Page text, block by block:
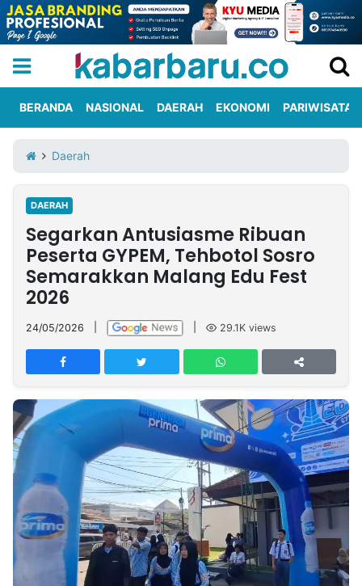
Iklan
Berita
Kami
Nasional
International
Olahraga
Entertainment
Daerah
Pariwisata
Kuliner
Kolom
Network
PT
TREETAN
MULTIMEDIA
INDONESIA
Partner
Insight
NTB
Suara
Time
Lens
IDN
Daily
Jogja
Jalan
Rakyat
Idealita
News
Kita
Notice
Dinamikapost.com
Radar
Baru
Seedbacklink
Follow
Kabarbaru
BERANDA NASIONAL DAERAH EKONOMI PARIWISATA
Daerah
DAERAH
Segarkan Antusiasme Ribuan
Peserta GYPEM, Tehbotol Sosro
Semarakkan Malang Edu Fest
2026
24/05/2026 29.1K views